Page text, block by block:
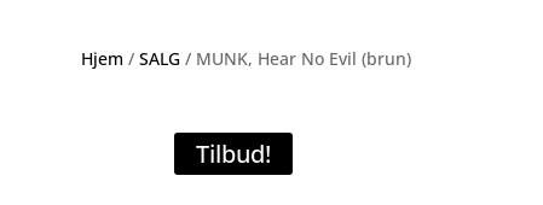
Hjem /SALG / MUNK, Hear No Evil (brun)
Tilbud!